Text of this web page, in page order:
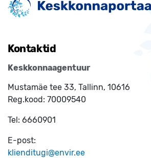
Kontaktid
Keskkonnaagentuur
Mustamäe tee 33, Tallinn, 10616
Reg.kood: 70009540
Tel: 6660901
E-post:
klienditugi@envir.ee